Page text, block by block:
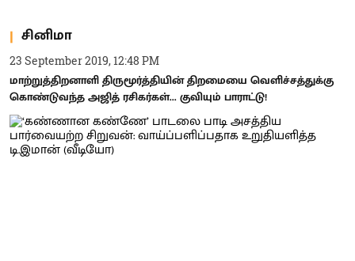
சினிமா
23 September 2019, 12:48 PM
மாற்றுத்திறனாளி திருமூர்த்தியின் திறமையை வெளிச்சத்துக்கு
கொண்டுவந்த அஜித் ரசிகர்கள்... குவியும் பாராட்டு!